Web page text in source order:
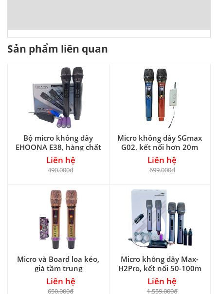
Sản phẩm liên quan
Bộ micro không dây
EHOONA E38, hàng chất
giá rẻ
Liên hệ
490.000₫
Micro không dây SGmax
G02, kết nối hơn 20m
Liên hệ
699.000₫
Micro và Board loa kéo,
giá tầm trung
Liên hệ
650.000₫
Micro không dây Max-
H2Pro, kết nối 50-100m
Liên hệ
1.559.000₫